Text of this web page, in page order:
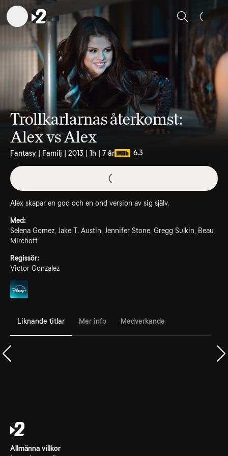
Sök
Trollkarlarnas återkomst:
Alex vs Alex
Fantasy | Familj | 2013 | 1h | 7 år 6.3
Alex skapar en god och en ond version av sig själv.
Med:
Selena Gomez, Jake T. Austin, Jennifer Stone, Gregg Sulkin, Beau
Mirchoff
Regissör:
Victor Gonzalez
Liknande titlar Mer info Medverkande
Allmänna villkor